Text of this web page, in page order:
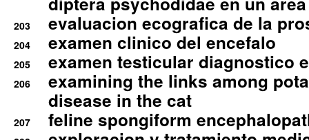
203 evaluacion ecografica de la
204 examen clinico del encefalo
205 examen testicular diagnostico
206
examining the links among
disease in the cat
207 feline spongiform